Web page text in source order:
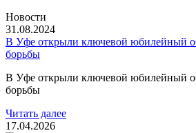
Новости
31.08.2024
В Уфе открыли ключевой юбилейный
борьбы
В Уфе открыли ключевой юбилейный
борьбы
Читать далее
17.04.2026